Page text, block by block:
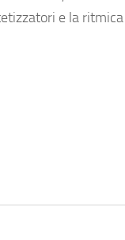
e la ritmica